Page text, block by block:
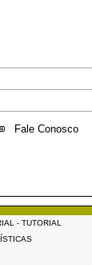
Fale Conosco
- TUTORIAL